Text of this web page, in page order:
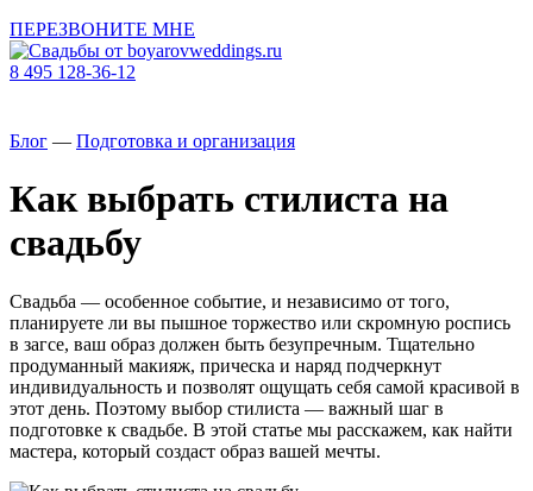
ПЕРЕЗВОНИТЕ МНЕ
8 495 128-36-12
Блог — Подготовка и организация
Как выбрать стилиста на
свадьбу
Свадьба — особенное событие, и независимо от того,
планируете ли вы пышное торжество или скромную роспись
в загсе, ваш образ должен быть безупречным. Тщательно
продуманный макияж, прическа и наряд подчеркнут
индивидуальность и позволят ощущать себя самой красивой в
этот день. Поэтому выбор стилиста — важный шаг в
подготовке к свадьбе. В этой статье мы расскажем, как найти
мастера, который создаст образ вашей мечты.